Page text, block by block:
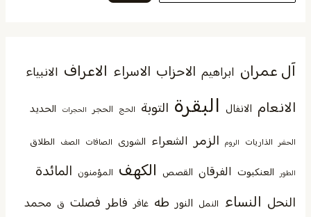
آل عمران ابراهيم الاحزاب الاسراء الاعراف الانبياء
الانعام الانفال البقرة التوبة الحج الحجر الحجرات الحديد
الحشر الذاريات الروم الزمر الشعراء الشورى الصافات الصف الطلاق
الطور العنكبوت الفرقان القصص الكهف المؤمنون المائدة
النحل النساء النمل النور طه غافر فاطر فصلت ق محمد